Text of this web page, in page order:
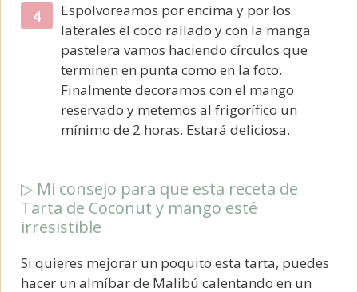
Espolvoreamos por encima y por los
laterales el coco rallado y con la manga
pastelera vamos haciendo círculos que
terminen en punta como en la foto.
Finalmente decoramos con el mango
reservado y metemos al frigorífico un
mínimo de 2 horas. Estará deliciosa.
▷ Mi consejo para que esta receta de
Tarta de Coconut y mango esté
irresistible
Si quieres mejorar un poquito esta tarta, puedes
hacer un almíbar de Malibú calentando en un